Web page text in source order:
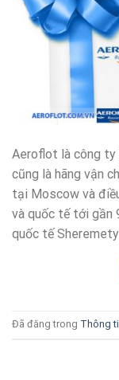
Aeroflot là công ty
cũng là hãng vận
tại Moscow và
và quốc tế tới gần
quốc tế
Đã đăng trong Thông